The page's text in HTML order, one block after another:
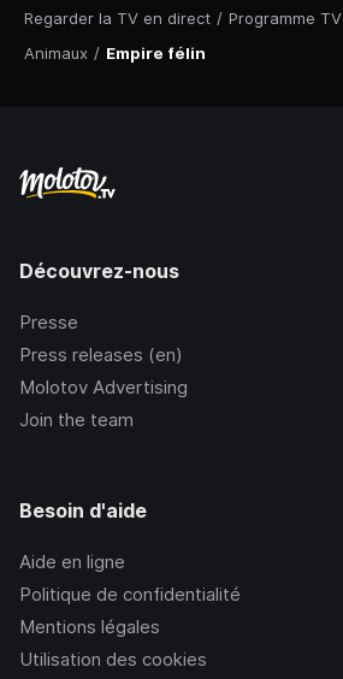
Regarder la TV en direct / Programme TV
Animaux / Empire félin
Découvrez-nous
Presse
Press releases (en)
Molotov Advertising
Join the team
Besoin d'aide
Aide en ligne
Politique de confidentialité
Mentions légales
Utilisation des cookies